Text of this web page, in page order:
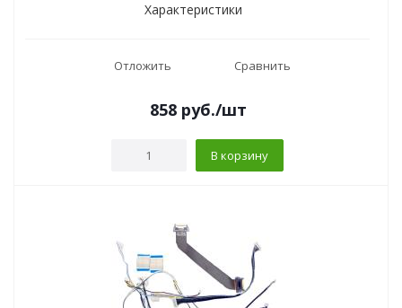
Характеристики
Отложить Сравнить
858руб./шт
В корзину